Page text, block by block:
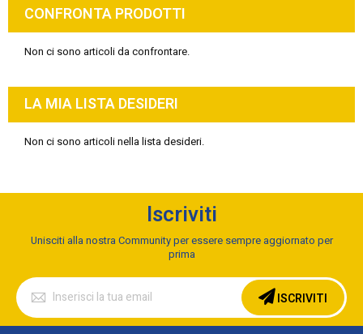
CONFRONTA PRODOTTI
Non ci sono articoli da confrontare.
LA MIA LISTA DESIDERI
Non ci sono articoli nella lista desideri.
Iscriviti
Unisciti alla nostra Community per essere sempre aggiornato per
prima
Iscriviti
alla
nostra
Newsletter:
ISCRIVITI